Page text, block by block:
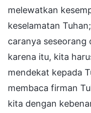
melewatkan
keselamatan
caranya seseorang
karena itu, kita
mendekat kepada
membaca firman
kita dengan